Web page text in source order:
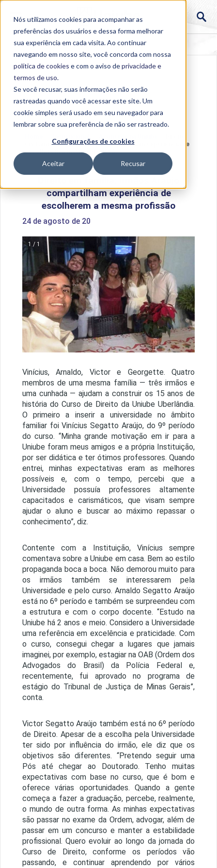
Nós utilizamos cookies para acompanhar as
preferências dos usuários e dessa forma melhorar
sua experiência em cada visita. Ao continuar
navegando em nosso site, você concorda com nossa
política de cookies e com o aviso deprivacidade e
termos de uso.
Se você recusar, suas informações não serão
rastreadas quando você acessar este site. Um
cookie simples será usado em seu navegador para
lembrar sobre sua preferência de não ser rastreado.
Configurações de cookies
Aceitar Recusar
em família: irmãos Araújo compartilham experiência de
escolherem a mesma profissão
compartilham experiência de
escolherem a mesma profissão
24 de agosto de 20
1 / 1
Vinícius, Arnaldo, Victor e Georgette. Quatro
membros de uma mesma família — três irmãos e
uma cunhada — ajudam a construir os 15 anos de
história do Curso de Direito da Uniube Uberlândia.
O primeiro a inserir a universidade no âmbito
familiar foi Vinícius Segatto Araújo, do 9º período
do curso. “Minha grande motivação em ir para a
Uniube foram meus amigos e a própria Instituição,
por ser didática e ter ótimos professores. Quando
entrei, minhas expectativas eram as melhores
possíveis e, com o tempo, percebi que a
Universidade possuía professores altamente
capacitados e carismáticos, que visam sempre
ajudar o aluno e buscar ao máximo repassar o
conhecimento”, diz.
Contente com a Instituição, Vinícius sempre
comentava sobre a Uniube em casa. Bem ao estilo
propaganda boca a boca. Não demorou muito para
os irmãos também se interessarem pela
Universidade e pelo curso. Arnaldo Segatto Araújo
está no 6º período e também se surpreendeu com
a estrutura e com o corpo docente. “Estudo na
Uniube há 2 anos e meio. Considero a Universidade
uma referência em excelência e praticidade. Com
o curso, consegui chegar a lugares que jamais
imaginei, por exemplo, estagiar na OAB (Ordem dos
Advogados do Brasil) da Polícia Federal e,
recentemente, fui aprovado no programa de
estágio do Tribunal de Justiça de Minas Gerais”,
conta.
Victor Segatto Araújo também está no 6º período
de Direito. Apesar de a escolha pela Universidade
ter sido por influência do irmão, ele diz que os
objetivos são diferentes. “Pretendo seguir uma
Pós até chegar ao Doutorado. Tenho muitas
expectativas com base no curso, que é bom e
oferece várias oportunidades. Quando a gente
começa a fazer a graduação, percebe, realmente,
o mundo de outra forma. As minhas expectativas
são passar no exame da Ordem, advogar, além de
passar em um concurso e manter a estabilidade
profissional. Quero evoluir ao longo da jornada do
Curso de Direito, conforme os períodos vão
passando, e continuar aprendendo por vários